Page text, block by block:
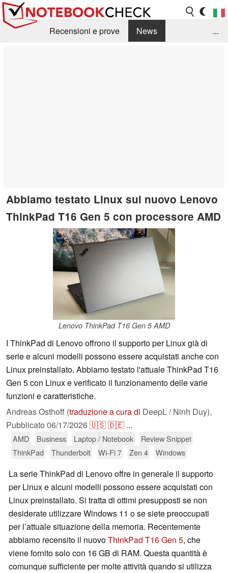
Recensioni e prove
News
...
Abbiamo testato Linux sul nuovo Lenovo
ThinkPad T16 Gen 5 con processore AMD
Lenovo ThinkPad T16 Gen 5 AMD
I ThinkPad di Lenovo offrono il supporto per Linux già di
serie e alcuni modelli possono essere acquistati anche con
Linux preinstallato. Abbiamo testato l'attuale ThinkPad T16
Gen 5 con Linux e verificato il funzionamento delle varie
funzioni e caratteristiche.
Andreas Osthoff (traduzione a cura di DeepL / Ninh Duy),
Pubblicato 06/17/2026🇺🇸🇩🇪 ...
AMD Business Laptop / Notebook
Review Snippet
ThinkPad
Thunderbolt Wi-Fi 7 Zen 4 Windows
La serie ThinkPad di Lenovo offre in generale il supporto
per Linux e alcuni modelli possono essere acquistati con
Linux preinstallato. Si tratta di ottimi presupposti se non
desiderate utilizzare Windows 11 o se siete preoccupati
per l’attuale situazione della memoria. Recentemente
abbiamo recensito il nuovoThinkPad T16 Gen 5, che
viene fornito solo con 16 GB di RAM. Questa quantità è
comunque sufficiente per molte attività quando si utilizza